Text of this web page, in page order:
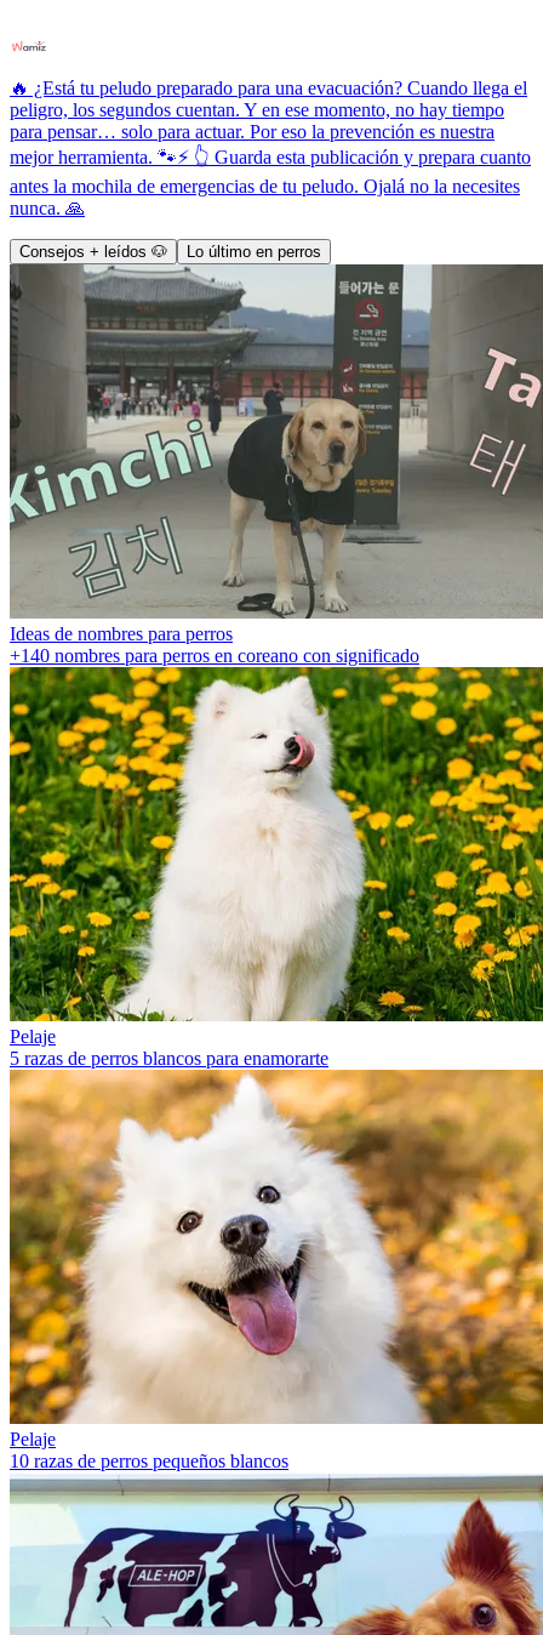
🔥 ¿Está tu peludo preparado para una evacuación? Cuando llega el
peligro, los segundos cuentan. Y en ese momento, no hay tiempo
para pensar… solo para actuar. Por eso la prevención es nuestra
mejor herramienta. 🐾⚡ 👆 Guarda esta publicación y prepara cuanto
antes la mochila de emergencias de tu peludo. Ojalá no la necesites
nunca. 🙏
Consejos + leídos 🐶 Lo último en perros
Ideas de nombres para perros
+140 nombres para perros en coreano con significado
Pelaje
5 razas de perros blancos para enamorarte
Pelaje
10 razas de perros pequeños blancos